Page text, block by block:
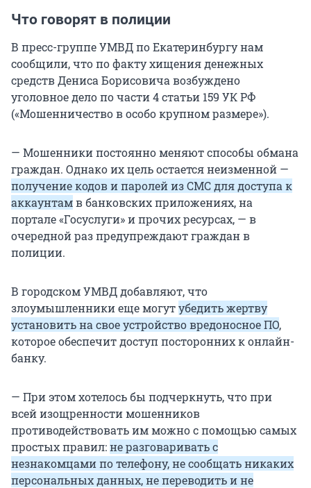
Что говорят в полиции
В пресс-группе УМВД по Екатеринбургу нам
сообщили, что по факту хищения денежных
средств Дениса Борисовича возбуждено
уголовное дело по части 4 статьи 159 УК РФ
(«Мошенничество в особо крупном размере»).
— Мошенники постоянно меняют способы обмана
граждан. Однако их цель остается неизменной —
получение кодов и паролей из СМС для доступа к
аккаунтамв банковских приложениях, на
портале «Госуслуги» и прочих ресурсах, — в
очередной раз предупреждают граждан в
полиции.
В городском УМВД добавляют, что
злоумышленники еще могутубедить жертву
установить на свое устройство вредоносное ПО,
которое обеспечит доступ посторонних к онлайн-
банку.
— При этом хотелось бы подчеркнуть, что при
всей изощренности мошенников
противодействовать им можно с помощью самых
простых правил:не разговаривать с
незнакомцами по телефону, не сообщать никаких
персональных данных, не переводить и не